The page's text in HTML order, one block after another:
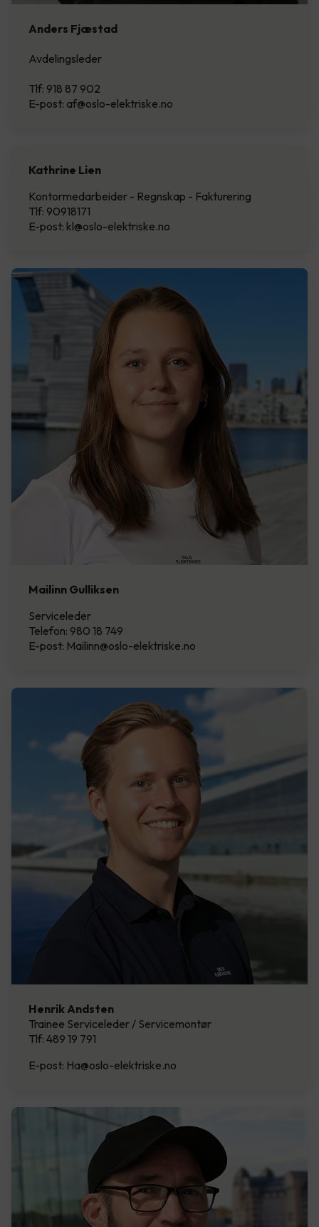
Anders Fjæstad
Avdelingsleder
Tlf: 918 87 902
E-post: af@oslo-elektriske.no
Kathrine Lien
Kontormedarbeider - Regnskap - Fakturering
Tlf: 90918171
E-post: kl@oslo-elektriske.no
Mailinn Gulliksen
Serviceleder
Telefon: 980 18 749
E-post: Mailinn@oslo-elektriske.no
Henrik Andsten
Trainee Serviceleder / Servicemontør
Tlf: 489 19 791
E-post: Ha@oslo-elektriske.no